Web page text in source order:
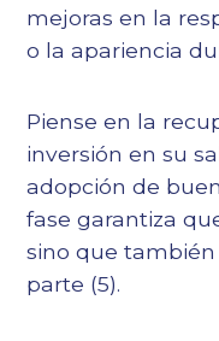
mejoras en la
o la apariencia
Piense en la
inversión en su
adopción de
fase garantiza
sino que
parte (5).